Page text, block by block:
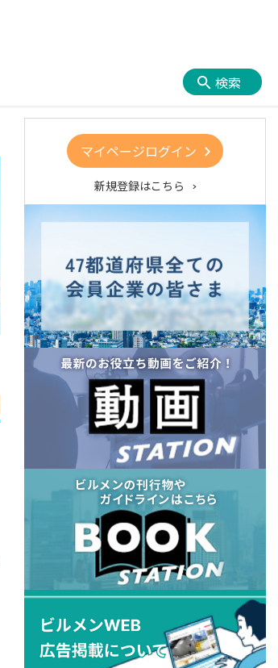
検索
マイページログイン
新規登録はこちら